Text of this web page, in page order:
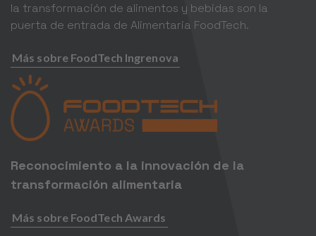
la transformación de alimentos y bebidas son la
puerta de entrada de Alimentaria FoodTech.
Más sobre FoodTech Ingrenova
Reconocimiento a la innovación de la
transformación alimentaria
Más sobre FoodTech Awards